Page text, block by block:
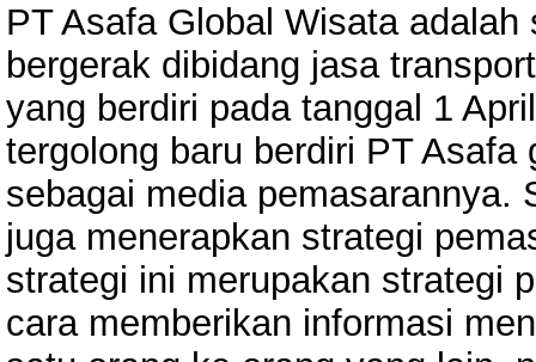
PT Asafa Global Wisata
bergerak dibidang jasa
yang berdiri pada tanggal 1
tergolong baru berdiri PT
sebagai media pemasarannya.
juga menerapkan strategi
strategi ini merupakan strategi
cara memberikan informasi